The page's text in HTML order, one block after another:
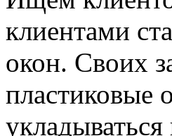
клиентами
окон. Своих
пластиковые